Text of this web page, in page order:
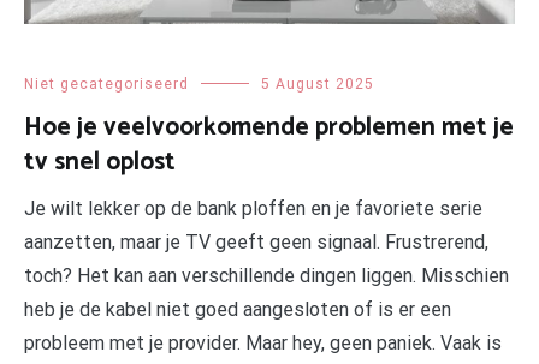
Niet gecategoriseerd 5 August 2025
Hoe je veelvoorkomende problemen met je
tv snel oplost
Je wilt lekker op de bank ploffen en je favoriete serie
aanzetten, maar je TV geeft geen signaal. Frustrerend,
toch? Het kan aan verschillende dingen liggen. Misschien
heb je de kabel niet goed aangesloten of is er een
probleem met je provider. Maar hey, geen paniek. Vaak is